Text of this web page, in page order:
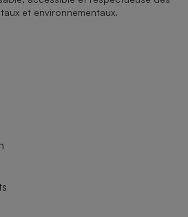
et environnementaux.